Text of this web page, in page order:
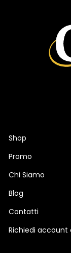
Shop
Promo
Chi Siamo
Blog
Contatti
Richiedi account